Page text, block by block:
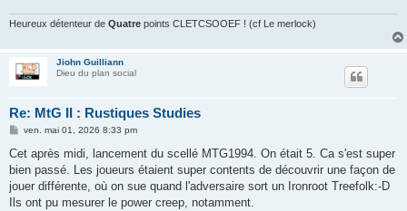
Heureux détenteur de Quatre points CLETCSOOEF ! (cf Le merlock)
Jiohn Guilliann
Dieu du plan social
Re: MtG II : Rustiques Studies
M
s
a
g
ven. mai 01, 2026 8:33 pm
Cet après midi, lancement du scellé MTG1994. On était 5. Ca s'est super
bien passé. Les joueurs étaient super contents de découvrir une façon de
jouer différente, où on sue quand l'adversaire sort un Ironroot Treefolk:-D
Ils ont pu mesurer le power creep, notamment.